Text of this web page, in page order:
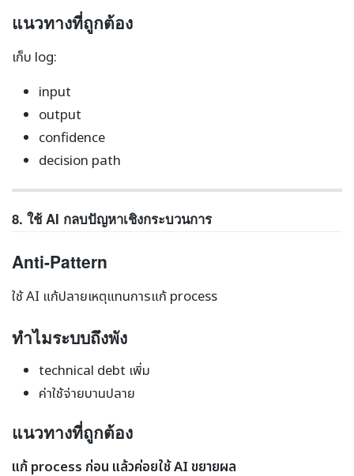
แนวทางที่ถูกต้อง
เก็บ log:
input
output
confidence
decision path
8. ใช้ AI กลบปัญหาเชิงกระบวนการ
Anti-Pattern
ใช้ AI แก้ปลายเหตุแทนการแก้ process
ทำไมระบบถึงพัง
technical debt เพิ่ม
ค่าใช้จ่ายบานปลาย
แนวทางที่ถูกต้อง
แก้ process ก่อน แล้วค่อยใช้ AI ขยายผล